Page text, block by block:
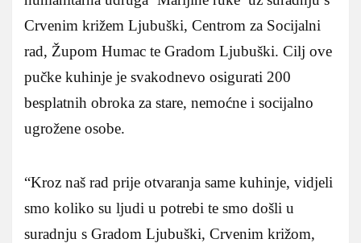
Crvenim križem Ljubuški, Centrom za Socijalni
rad, Župom Humac te Gradom Ljubuški. Cilj ove
pučke kuhinje je svakodnevo osigurati 200
besplatnih obroka za stare, nemoćne i socijalno
ugrožene osobe.
“Kroz naš rad prije otvaranja same kuhinje, vidjeli
smo koliko su ljudi u potrebi te smo došli u
suradnju s Gradom Ljubuški, Crvenim križom,